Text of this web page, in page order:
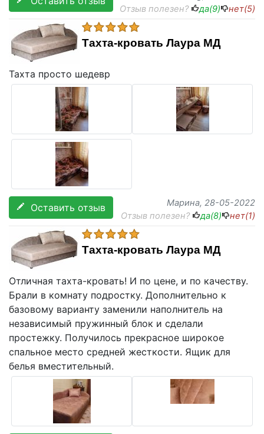
Отзыв полезен?
да(9) нет(5)
Тахта-кровать Лаура МД
Тахта просто шедевр
Оставить отзыв Марина, 28-05-2022
Отзыв полезен?
да(8) нет(1)
Тахта-кровать Лаура МД
Отличная тахта-кровать! И по цене, и по качеству.
Брали в комнату подростку. Дополнительно к
базовому варианту заменили наполнитель на
независимый пружинный блок и сделали
простежку. Получилось прекрасное широкое
спальное место средней жесткости. Ящик для
белья вместительный.